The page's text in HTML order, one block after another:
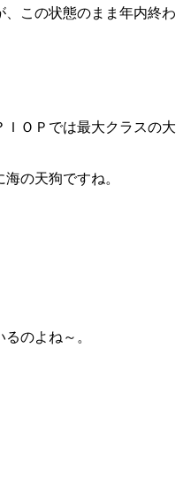
この状態のまま年内終わ
ＯＰでは最大クラスの大
の天狗ですね。
のよね～。